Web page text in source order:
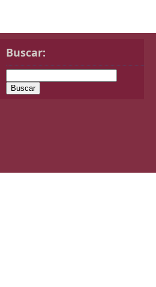
Buscar: